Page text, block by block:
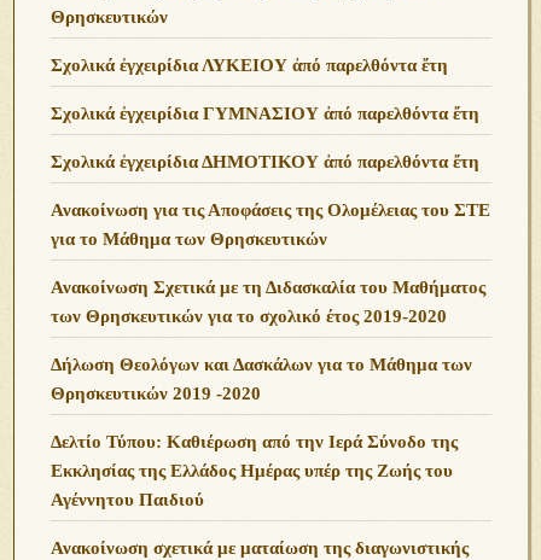
Θρησκευτικών
Σχολικά ἐγχειρίδια ΛΥΚΕΙΟΥ ἀπό παρελθόντα ἔτη
Σχολικά ἐγχειρίδια ΓΥΜΝΑΣΙΟΥ ἀπό παρελθόντα ἔτη
Σχολικά ἐγχειρίδια ΔΗΜΟΤΙΚΟΥ ἀπό παρελθόντα ἔτη
Ανακοίνωση για τις Αποφάσεις της Ολομέλειας του ΣΤΕ
για το Μάθημα των Θρησκευτικών
Ανακοίνωση Σχετικά με τη Διδασκαλία του Μαθήματος
των Θρησκευτικών για το σχολικό έτος 2019-2020
Δήλωση Θεολόγων και Δασκάλων για το Μάθημα των
Θρησκευτικών 2019 -2020
Δελτίο Τύπου: Καθιέρωση από την Ιερά Σύνοδο της
Εκκλησίας της Ελλάδος Ημέρας υπέρ της Ζωής του
Αγέννητου Παιδιού
Ανακοίνωση σχετικά με ματαίωση της διαγωνιστικής